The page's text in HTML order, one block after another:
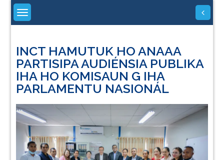
Skip
content
INCT HAMUTUK HO ANAAA
PARTISIPA AUDIÉNSIA PUBLIKA
IHA HO KOMISAUN G IHA
PARLAMENTU NASIONÁL